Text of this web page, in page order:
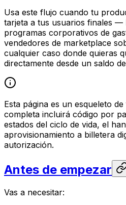
Usa este flujo cuando tu
tarjeta a tus usuarios finales —
programas corporativos de
vendedores de marketplace
cualquier caso donde quieras
directamente desde un saldo
Esta página es un esqueleto
completa incluirá código por
estados del ciclo de vida, el
aprovisionamiento a billetera
autorización.
Antes de empezar
Vas a necesitar: